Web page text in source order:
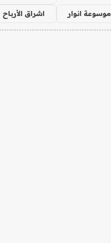
موسوعة انوار اشراق الأرباح